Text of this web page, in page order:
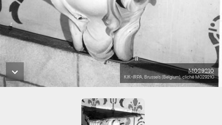
M029210
KIK-IRPA, Brussels (Belgium), cliché M029210